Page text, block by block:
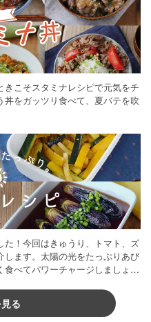
こそスタミナレシピで元気をチ
をガッツリ食べて、夏バテを吹
！今回はきゅうり、トマト、ズ
します。太陽の光をたっぷりあび
べてパワーチャージしましょう
る